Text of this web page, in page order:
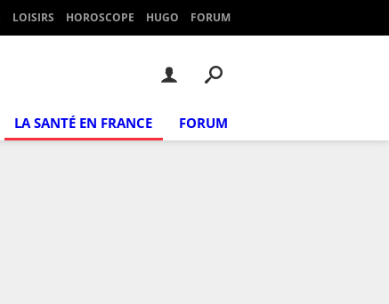
LOISIRS HOROSCOPE HUGO FORUM
LA SANTÉ EN FRANCE FORUM